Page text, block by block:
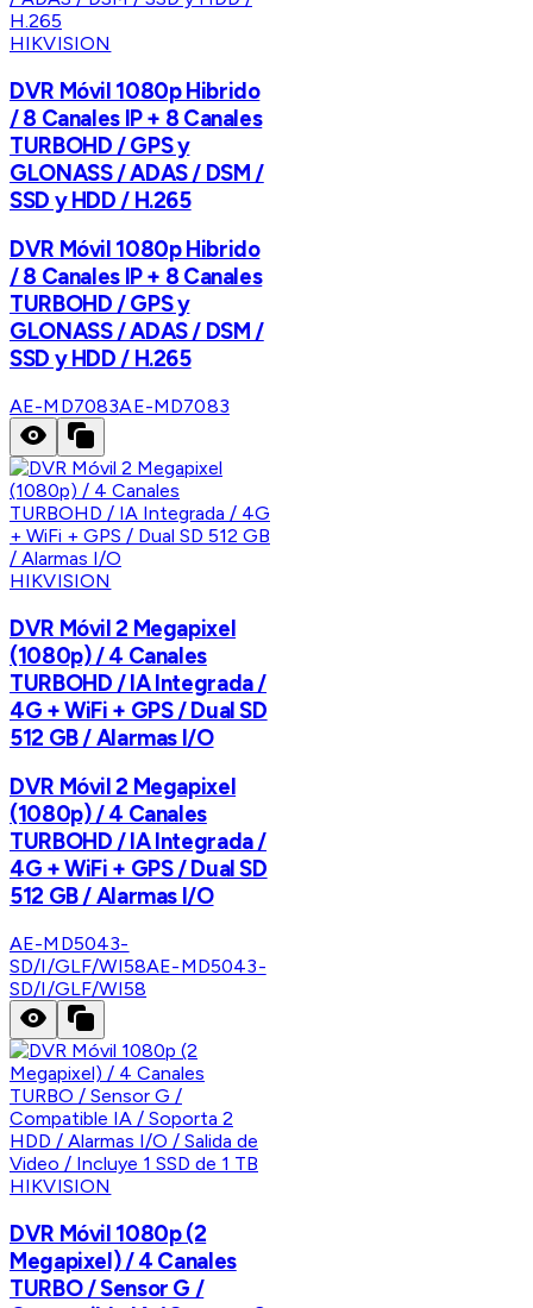
HIKVISION
DVR Móvil 1080p Hibrido
/ 8 Canales IP + 8 Canales
TURBOHD / GPS y
GLONASS / ADAS / DSM /
SSD y HDD / H.265
DVR Móvil 1080p Hibrido
/ 8 Canales IP + 8 Canales
TURBOHD / GPS y
GLONASS / ADAS / DSM /
SSD y HDD / H.265
AE-MD7083AE-MD7083
HIKVISION
DVR Móvil 2 Megapixel
(1080p) / 4 Canales
TURBOHD / IA Integrada /
4G + WiFi + GPS / Dual SD
512 GB / Alarmas I/O
DVR Móvil 2 Megapixel
(1080p) / 4 Canales
TURBOHD / IA Integrada /
4G + WiFi + GPS / Dual SD
512 GB / Alarmas I/O
AE-MD5043-
SD/I/GLF/WI58AE-MD5043-
SD/I/GLF/WI58
HIKVISION
DVR Móvil 1080p (2
Megapixel) / 4 Canales
TURBO / Sensor G /